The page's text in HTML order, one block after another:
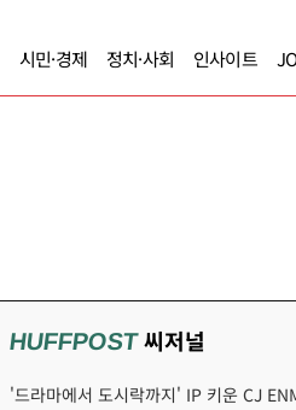
시민·경제 정치·사회 인사이트
HUFFPOST씨저널
'드라마에서 도시락까지' IP 키운 CJ